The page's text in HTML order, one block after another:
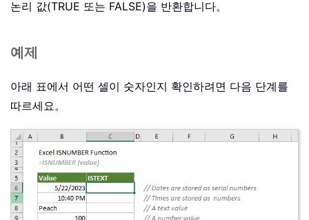
논리 값(TRUE 또는 FALSE)을 반환합니다。
예제
아래 표에서 어떤 셀이 숫자인지 확인하려면 다음 단계를
따르세요。